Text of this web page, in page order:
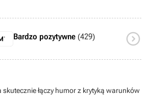
Bardzo pozytywne (429) 
skutecznie łączy humor z krytyką warunków